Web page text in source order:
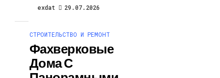
exdat 29.07.2026
СТРОИТЕЛЬСТВО И РЕМОНТ
Фахверковые
Дома С